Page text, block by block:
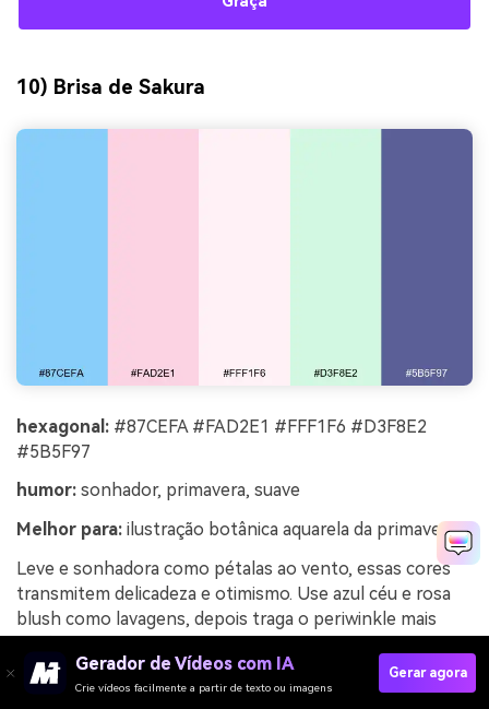
10) Brisa de Sakura
hexagonal: #87CEFA #FAD2E1 #FFF1F6 #D3F8E2
#5B5F97
humor: sonhador, primavera, suave
Melhor para: ilustração botânica aquarela da primavera
Leve e sonhadora como pétalas ao vento, essas cores
transmitem delicadeza e otimismo. Use azul céu e rosa
blush como lavagens, depois traga o periwinkle mais
menta mantém a composição fresca sem chamar a
atenção. Dica: pinte áreas grandes com baixa saturação e
Gerador de Vídeos com IA
Crie vídeos facilmente a partir de texto ou imagens
Gerar agora